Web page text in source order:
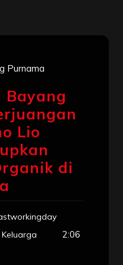
Bayang
Lio
di
2:06